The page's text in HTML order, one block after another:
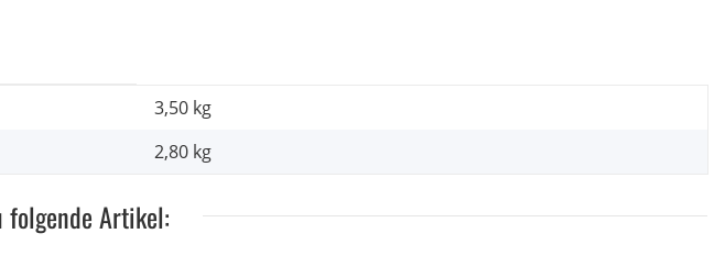
3,50 kg
2,80 kg
folgende Artikel: